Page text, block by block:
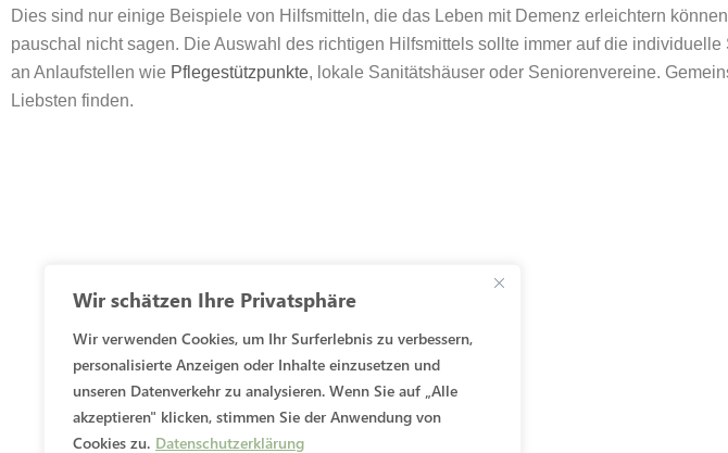
Wir schätzen Ihre Privatsphäre
Wir verwenden Cookies, um Ihr Surferlebnis zu verbessern,
personalisierte Anzeigen oder Inhalte einzusetzen und
unseren Datenverkehr zu analysieren. Wenn Sie auf „Alle
akzeptieren" klicken, stimmen Sie der Anwendung von
Cookies zu. Datenschutzerklärung
Dies sind nur einige Beispiele von Hilfsmitteln, die das Leben mit Demenz erleichtern
pauschal nicht sagen. Die Auswahl des richtigen Hilfsmittels sollte immer auf die
an Anlaufstellen wie Pflegestützpunkte, lokale Sanitätshäuser oder Seniorenvereine.
Liebsten finden.